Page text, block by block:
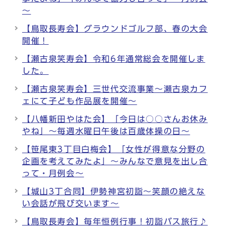
～
【鳥取長寿会】グラウンドゴルフ部、春の大会
開催！
【瀬古泉笑寿会】令和6年通常総会を開催しま
した。
【瀬古泉笑寿会】三世代交流事業～瀬古泉カフ
ェにて子ども作品展を開催～
【八幡新田やはた会】「今日は○○さんお休み
やね」～毎週水曜日午後は百歳体操の日～
【笹尾東3丁目白梅会】「女性が得意な分野の
企画を考えてみたよ」～みんなで意見を出し合
って・月例会～
【城山3丁合同】伊勢神宮初詣～笑顔の絶えな
い会話が飛び交います～
【鳥取長寿会】毎年恒例行事！初詣バス旅行♪